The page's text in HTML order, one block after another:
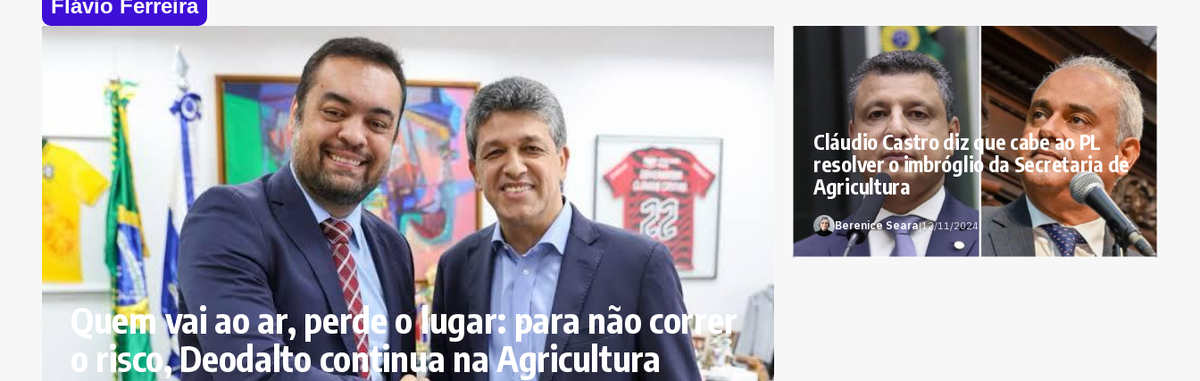
Flávio Ferreira
Quem vai ao ar, perde o lugar: para não correr
o risco, Deodalto continua na Agricultura
Cláudio Castro diz que cabe ao PL
resolver o imbróglio da Secretaria de
Agricultura
Berenice Seara|12/11/2024